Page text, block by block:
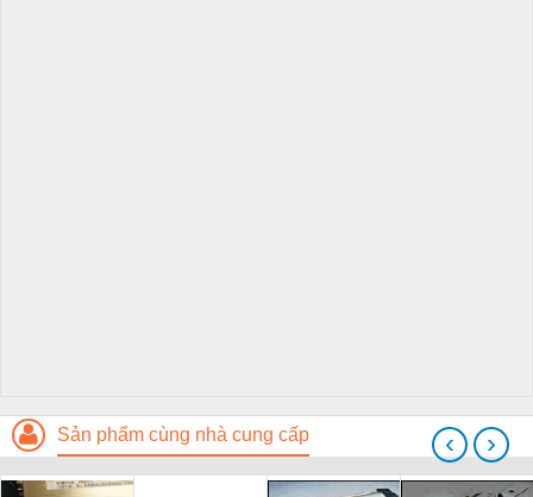
Sản phẩm cùng nhà cung cấp ‹ ›